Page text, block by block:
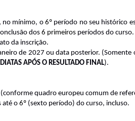
no mínimo, o 6ºperíodo no seu histórico
dos 6 primeiros períodos do curso.
da inscrição.
de 2027 ou data posterior.
APÓS O RESULTADO FINAL).
(conforme quadro europeu comum de
até o6º (sexto período) do curso, incluso.